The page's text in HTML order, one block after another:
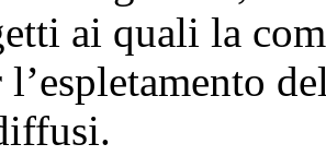
ai quali la
l’espletamento